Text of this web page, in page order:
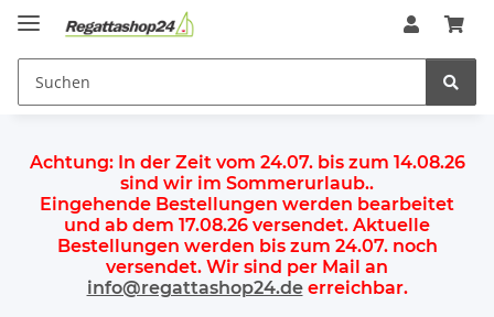
Achtung: In der Zeit vom 24.07. bis zum 14.08.26
sind wir im Sommerurlaub..
Eingehende Bestellungen werden bearbeitet
und ab dem 17.08.26 versendet. Aktuelle
Bestellungen werden bis zum 24.07.noch
versendet. Wir sind per Mail an
info@regattashop24.deerreichbar.